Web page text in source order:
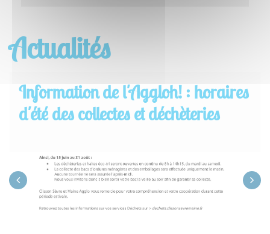
Actualités
Information de l'Aggloh! : horaires
d'été des collectes et déchèteries